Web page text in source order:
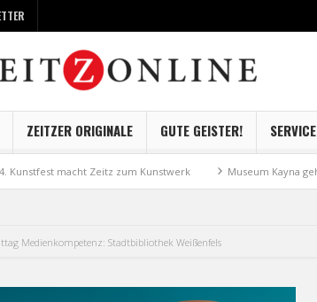
ZEITZER ORIGINALE GUTE GEISTER! SERVICE
macht Zeitz zum Kunstwerk Museum Kayna geht digital
Medienkompetenz: Stadtbibliothek Weißenfels